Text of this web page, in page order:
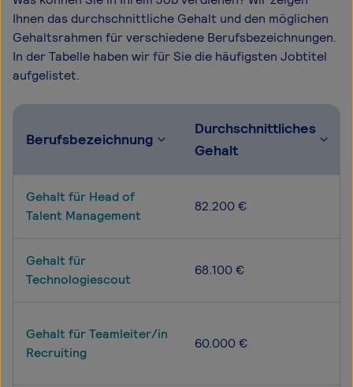
Ihnen das durchschnittliche Gehalt und den möglichen
Gehaltsrahmen für verschiedene Berufsbezeichnungen.
In der Tabelle haben wir für Sie die häufigsten Jobtitel
aufgelistet.
Berufsbezeichnung
Durchschnittliches
Gehalt
Gehalt für Head of
Talent Management
82.200 €
Gehalt für
Technologiescout
68.100 €
Gehalt für Teamleiter/in
Recruiting
60.000 €